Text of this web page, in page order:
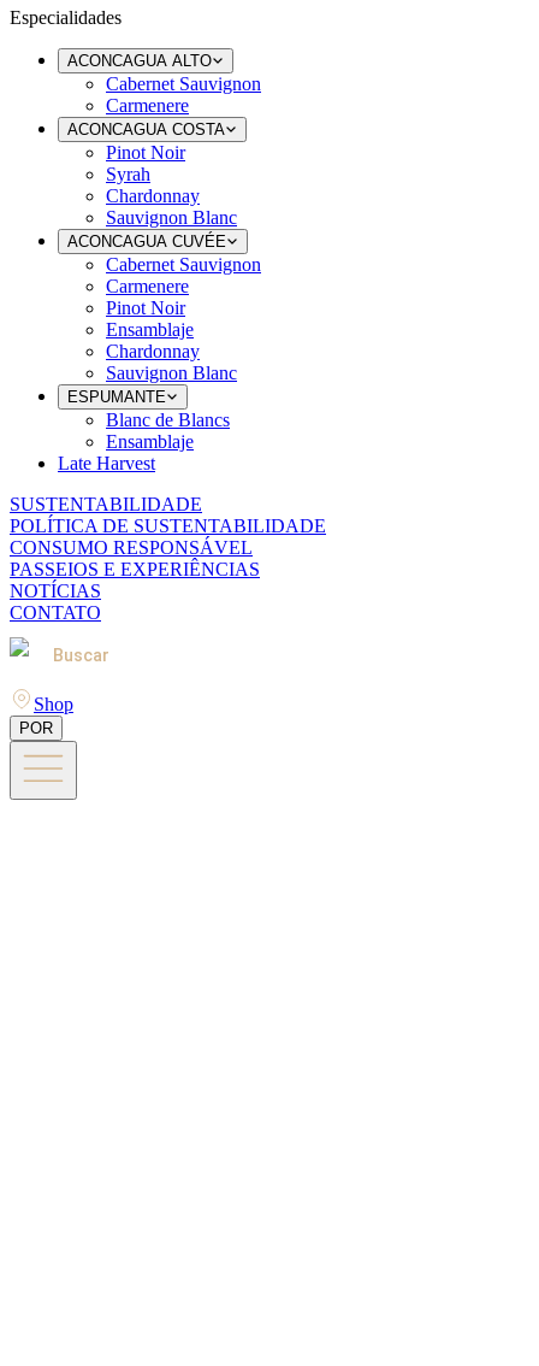
Especialidades
ACONCAGUA ALTO
Cabernet Sauvignon
Carmenere
ACONCAGUA COSTA
Pinot Noir
Syrah
Chardonnay
Sauvignon Blanc
ACONCAGUA CUVÉE
Cabernet Sauvignon
Carmenere
Pinot Noir
Ensamblaje
Chardonnay
Sauvignon Blanc
ESPUMANTE
Blanc de Blancs
Ensamblaje
Late Harvest
SUSTENTABILIDADE
POLÍTICA DE SUSTENTABILIDADE
CONSUMO RESPONSÁVEL
PASSEIOS E EXPERIÊNCIAS
NOTÍCIAS
CONTATO
Buscar
Shop
POR